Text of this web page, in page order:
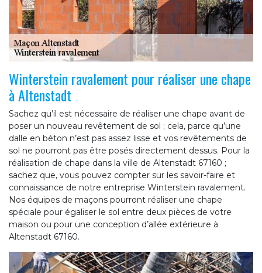
Winterstein ravalement pour réaliser une chape
à Altenstadt
Sachez qu’il est nécessaire de réaliser une chape avant de
poser un nouveau revêtement de sol ; cela, parce qu’une
dalle en béton n’est pas assez lisse et vos revêtements de
sol ne pourront pas être posés directement dessus. Pour la
réalisation de chape dans la ville de Altenstadt 67160 ;
sachez que, vous pouvez compter sur les savoir-faire et
connaissance de notre entreprise Winterstein ravalement.
Nos équipes de maçons pourront réaliser une chape
spéciale pour égaliser le sol entre deux pièces de votre
maison ou pour une conception d’allée extérieure à
Altenstadt 67160.